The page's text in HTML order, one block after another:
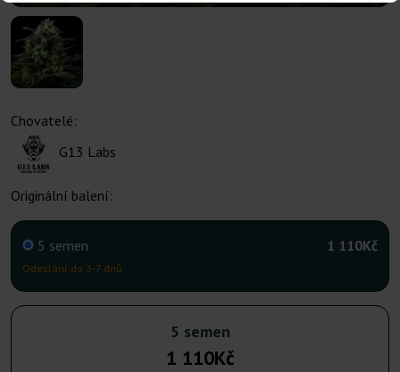
Chovatelé:
G13 Labs
Originální balení:
5 semen
Odeslání do 3-7 dnů
1 110Kč
5 semen
1 110Kč